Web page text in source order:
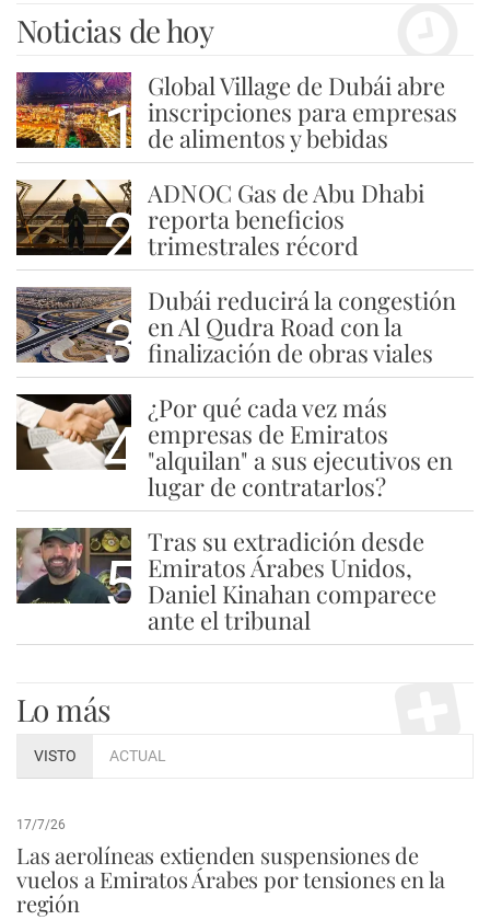
Noticias de hoy
1
Global Village de Dubái abre
inscripciones para empresas
de alimentos y bebidas
2
ADNOC Gas de Abu Dhabi
reporta beneficios
trimestrales récord
3
Dubái reducirá la congestión
en Al Qudra Road con la
finalización de obras viales
4
¿Por qué cada vez más
empresas de Emiratos
"alquilan" a sus ejecutivos en
lugar de contratarlos?
5
Tras su extradición desde
Emiratos Árabes Unidos,
Daniel Kinahan comparece
ante el tribunal
Lo más
VISTO ACTUAL
17/7/26
Las aerolíneas extienden suspensiones de
vuelos a Emiratos Árabes por tensiones en la
región